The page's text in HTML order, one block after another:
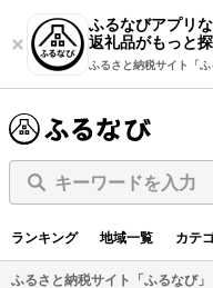
ふるなびアプリ
返礼品がもっと
ふるさと納税サイト「ふ
キーワードを入力
ランキング 地域一覧 カテ
ふるさと納税サイト「ふるなび」